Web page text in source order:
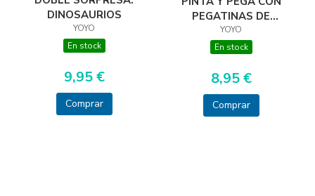
DINOSAURIOS
YOYO
En stock
9,95 €
Comprar
PEGATINAS DE
ESPUMA. ROJO
YOYO
En stock
8,95 €
Comprar